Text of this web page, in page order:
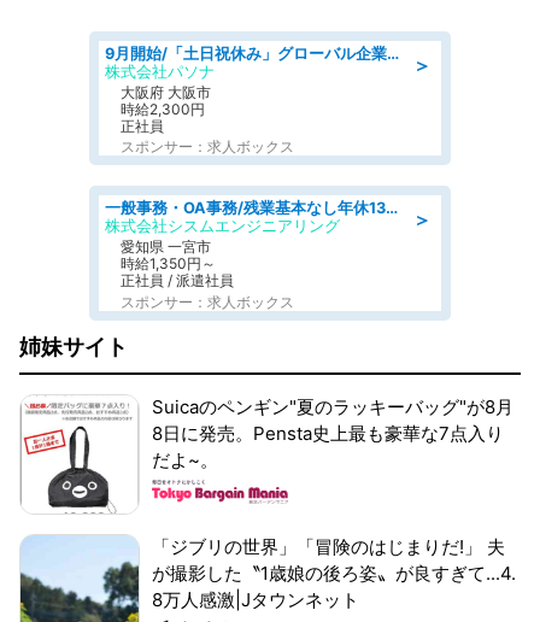
＞
9月開始/「土日祝休み」グローバル企業での産業保健のお仕事/保健師/高時給/残業なし/服装自由
株式会社パソナ
大阪府 大阪市
時給2,300円
正社員
スポンサー：求人ボックス
＞
一般事務・OA事務/残業基本なし年休130日社保完備の一般・調達事務
株式会社シスムエンジニアリング
愛知県 一宮市
時給1,350円～
正社員 / 派遣社員
スポンサー：求人ボックス
姉妹サイト
Suicaのペンギン"夏のラッキーバッグ"が8月
8日に発売。Pensta史上最も豪華な7点入り
だよ~。
「ジブリの世界」「冒険のはじまりだ!」 夫
が撮影した〝1歳娘の後ろ姿〟が良すぎて...4.
8万人感激|Jタウンネット